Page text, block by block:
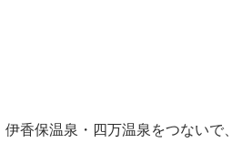
香保温泉・四万温泉をつないで、